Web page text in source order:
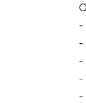
-
-
-
-
-